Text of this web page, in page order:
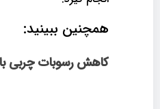
همچنین ببینید:
کاهش رسوبات چربی